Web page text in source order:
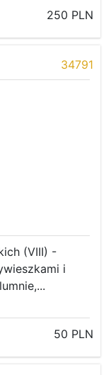
250 PLN
34791
(VIII) -
i
50 PLN